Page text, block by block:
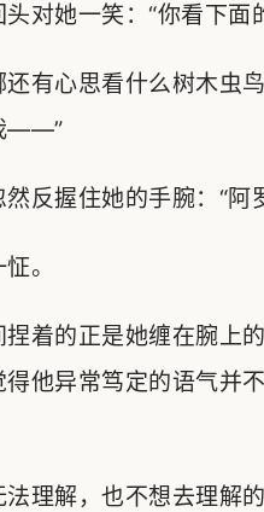
头对她一笑：“你看下面
还有心思看什么树木虫
——”
然反握住她的手腕：“
。
捏着的正是她缠在腕上
得他异常笃定的语气并
法理解，也不想去理解的